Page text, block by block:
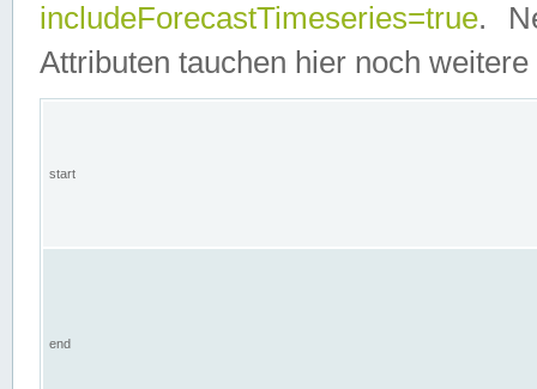
includeForecastTimeseries=true.
Attributen tauchen hier noch weitere
start
end